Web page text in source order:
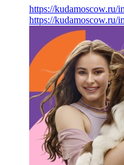
https://kudamoscow.ru/
https://kudamoscow.ru/